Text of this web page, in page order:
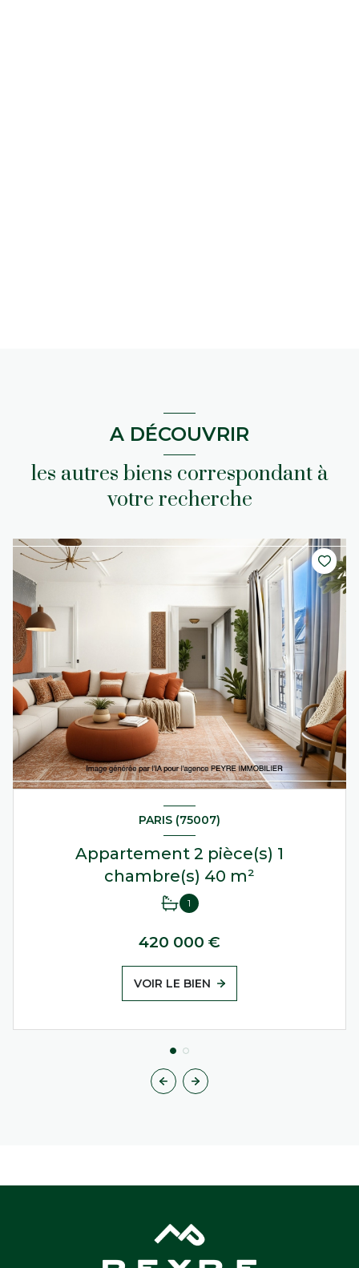
A DÉCOUVRIR
les autres biens correspondant à
votre recherche
PARIS (75007)
Appartement 2 pièce(s) 1
chambre(s) 40 m²
1
420 000 €
VOIR LE BIEN